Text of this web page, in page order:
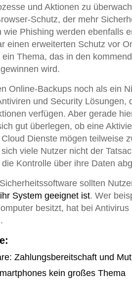
und Aktionen zu
Schutz, der mehr
wie Phishing werden ebenfalls
einen erweiterten Schutz vor
Thema, das in den
wird.
Online-Backups noch als ein
und Security Lösungen,
verfügen. Aber gerade
gut überlegen, ob eine
Dienste mögen teilweise
viele Nutzer nicht der
Kontrolle über ihre Daten
sollten
System geeignet ist. Wer
besitzt, hat bei
Zahlungsbereitschaft und
kein großes Thema